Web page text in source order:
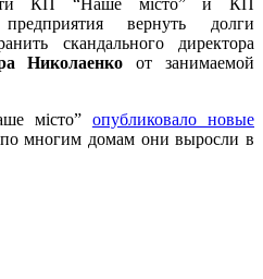
вернуть долги
скандального директора
Николаенко от занимаемой
місто” опубликовало новые
многим домам они выросли в